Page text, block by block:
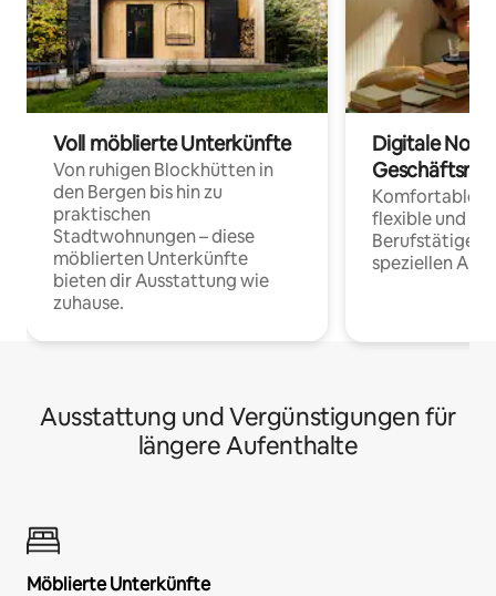
Voll möblierte Unterkünfte
Von ruhigen Blockhütten in
den Bergen bis hin zu
praktischen
Stadtwohnungen – diese
möblierten Unterkünfte
bieten dir Ausstattung wie
zuhause.
Digitale
Komfortable
flexible und
Berufstätige
speziellen
Ausstattung und Vergünstigungen für
längere Aufenthalte
Möblierte Unterkünfte